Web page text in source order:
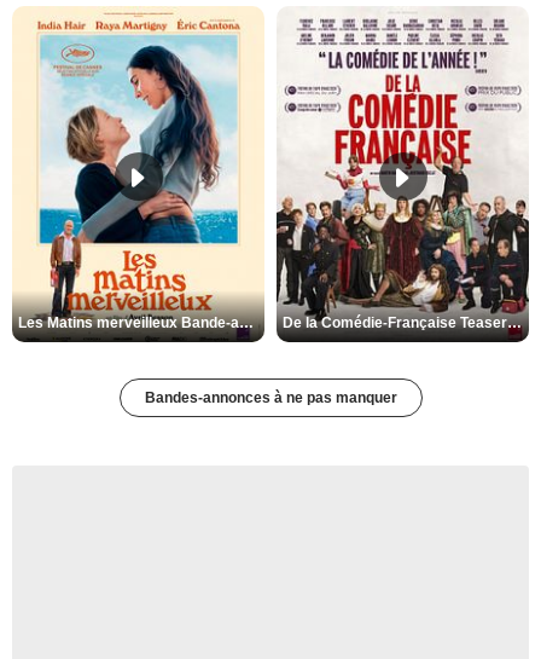
Les Matins merveilleux Bande-annonce VF De la Comédie-Française Teaser VF
Bandes-annonces à ne pas manquer